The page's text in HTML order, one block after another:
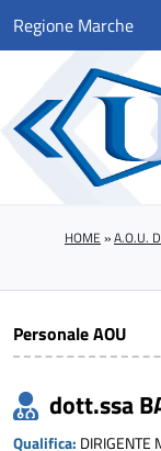
Regione Marche
HOME »A.O.U.
Personale AOU
dott.ssa
Qualifica: DIRIGENTE